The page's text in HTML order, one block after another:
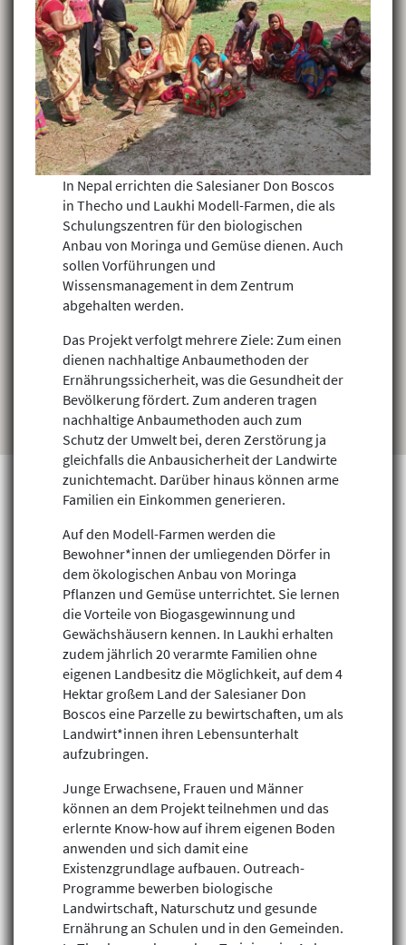
Projekte finden
In Nepal errichten die Salesianer Don Boscos
in Thecho und Laukhi Modell-Farmen, die als
Schulungszentren für den biologischen
Anbau von Moringa und Gemüse dienen. Auch
sollen Vorführungen und
Wissensmanagement in dem Zentrum
abgehalten werden.
Das Projekt verfolgt mehrere Ziele: Zum einen
dienen nachhaltige Anbaumethoden der
Ernährungssicherheit, was die Gesundheit der
Bevölkerung fördert. Zum anderen tragen
nachhaltige Anbaumethoden auch zum
Schutz der Umwelt bei, deren Zerstörung ja
gleichfalls die Anbausicherheit der Landwirte
zunichtemacht. Darüber hinaus können arme
Familien ein Einkommen generieren.
Auf den Modell-Farmen werden die
Bewohner*innen der umliegenden Dörfer in
dem ökologischen Anbau von Moringa
Pflanzen und Gemüse unterrichtet. Sie lernen
die Vorteile von Biogasgewinnung und
Gewächshäusern kennen. In Laukhi erhalten
zudem jährlich 20 verarmte Familien ohne
eigenen Landbesitz die Möglichkeit, auf dem 4
Hektar großem Land der Salesianer Don
Boscos eine Parzelle zu bewirtschaften, um als
Landwirt*innen ihren Lebensunterhalt
aufzubringen.
Junge Erwachsene, Frauen und Männer
können an dem Projekt teilnehmen und das
erlernte Know-how auf ihrem eigenen Boden
anwenden und sich damit eine
Existenzgrundlage aufbauen. Outreach-
Programme bewerben biologische
Landwirtschaft, Naturschutz und gesunde
Ernährung an Schulen und in den Gemeinden.